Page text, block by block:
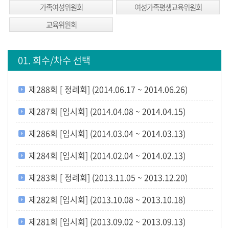
생
보
기
회
의
록
개
요
가족여성위원회
여성가족평생교육위원회
교육위원회
01. 회수/차수 선택
제288회 [ 정례회] (2014.06.17 ~ 2014.06.26)
제287회 [임시회] (2014.04.08 ~ 2014.04.15)
제286회 [임시회] (2014.03.04 ~ 2014.03.13)
제284회 [임시회] (2014.02.04 ~ 2014.02.13)
제283회 [ 정례회] (2013.11.05 ~ 2013.12.20)
제282회 [임시회] (2013.10.08 ~ 2013.10.18)
제281회 [임시회] (2013.09.02 ~ 2013.09.13)